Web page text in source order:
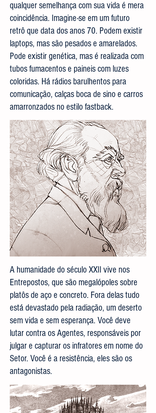
qualquer semelhança com sua vida é mera
coincidência. Imagine-se em um futuro
retrô que data dos anos 70. Podem existir
laptops, mas são pesados e amarelados.
Pode existir genética, mas é realizada com
tubos fumacentos e paineis com luzes
coloridas. Há rádios barulhentos para
comunicação, calças boca de sino e carros
amarronzados no estilo fastback.
A humanidade do século XXII vive nos
Entrepostos, que são megalópoles sobre
platôs de aço e concreto. Fora delas tudo
está devastado pela radiação, um deserto
sem vida e sem esperança. Você deve
lutar contra os Agentes, responsáveis por
julgar e capturar os infratores em nome do
Setor. Você é a resistência, eles são os
antagonistas.